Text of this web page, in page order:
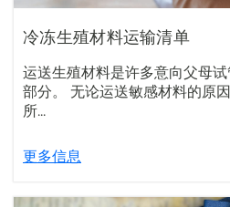
冷冻生殖材料运输清单
运送生殖材料是许多意向父母
部分。 无论运送敏感材料的原
所...
更多信息